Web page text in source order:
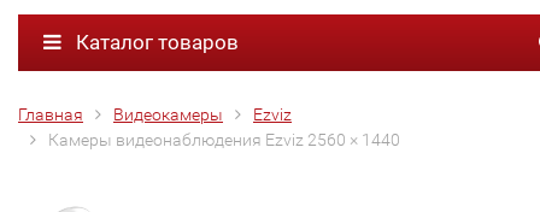
Каталог товаров
Главная Видеокамеры
Ezviz
Камеры видеонаблюдения Ezviz 2560 × 1440